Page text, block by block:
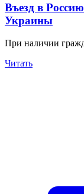
Въезд в
Украины
При наличии
Читать